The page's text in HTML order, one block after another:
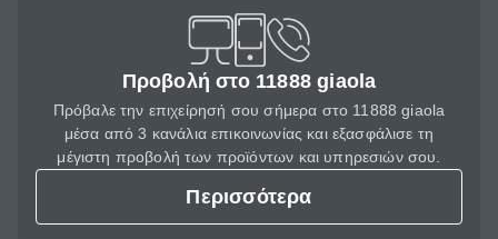
Προβολή στο 11888 giaola
Πρόβαλε την επιχείρησή σου σήμερα στο 11888 giaola
μέσα από 3 κανάλια επικοινωνίας και εξασφάλισε τη
μέγιστη προβολή των προϊόντων και υπηρεσιών σου.
Περισσότερα